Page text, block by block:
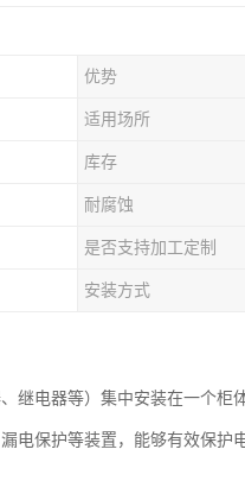
优势
适用场所
库存
耐腐蚀
是否支持加工定制
安装方式
继电器等）集中安装在一个柜
电保护等装置，能够有效保护